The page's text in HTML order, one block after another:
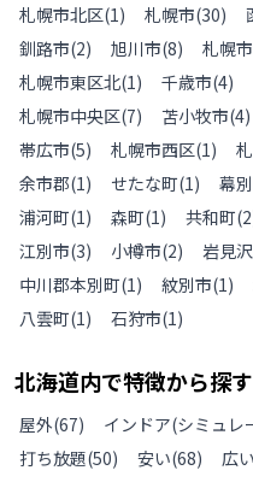
札幌市北区(1) 札幌市(30)
釧路市(2) 旭川市(8) 札幌
札幌市東区北(1) 千歳市(4)
札幌市中央区(7) 苫小牧市(4)
帯広市(5) 札幌市西区(1)
余市郡(1) せたな町(1) 幕
浦河町(1) 森町(1) 共和町(2
江別市(3) 小樽市(2) 岩見
中川郡本別町(1) 紋別市(1)
八雲町(1) 石狩市(1)
北海道内で特徴から探す
屋外(67) インドア(シミュレ
打ち放題(50) 安い(68) 広